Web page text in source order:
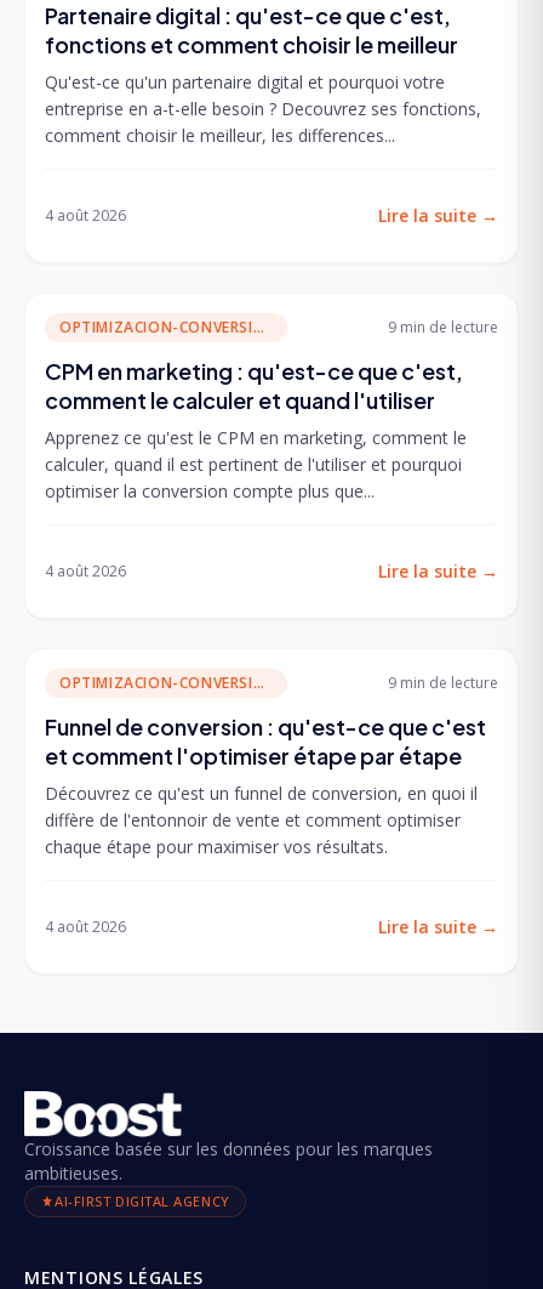
Partenaire digital : qu'est-ce que c'est,
fonctions et comment choisir le meilleur
Qu'est-ce qu'un partenaire digital et pourquoi votre
entreprise en a-t-elle besoin ? Decouvrez ses fonctions,
comment choisir le meilleur, les differences...
4 août 2026 Lire la suite →
OPTIMIZACION-CONVERSION 9 min de lecture
CPM en marketing : qu'est-ce que c'est,
comment le calculer et quand l'utiliser
Apprenez ce qu'est le CPM en marketing, comment le
calculer, quand il est pertinent de l'utiliser et pourquoi
optimiser la conversion compte plus que...
4 août 2026 Lire la suite →
OPTIMIZACION-CONVERSION 9 min de lecture
Funnel de conversion : qu'est-ce que c'est
et comment l'optimiser étape par étape
Découvrez ce qu'est un funnel de conversion, en quoi il
diffère de l'entonnoir de vente et comment optimiser
chaque étape pour maximiser vos résultats.
4 août 2026 Lire la suite →
Croissance basée sur les données pour les marques
ambitieuses.
AI-FIRST DIGITAL AGENCY
MENTIONS LÉGALES